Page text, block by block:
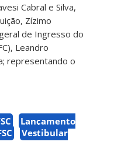
Cabral e Silva,
Zízimo
de Ingresso do
Leandro
representando o
Lançamento
Vestibular